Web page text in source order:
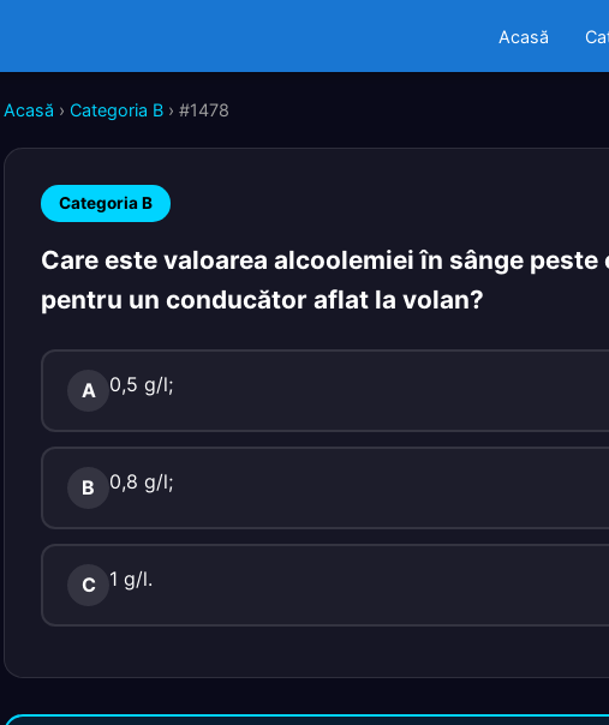
Acasă
Acasă › Categoria B › #1478
Categoria B
Care este valoarea alcoolemiei în sânge
pentru un conducător aflat la volan?
A 0,5 g/l;
B 0,8 g/l;
C 1 g/l.